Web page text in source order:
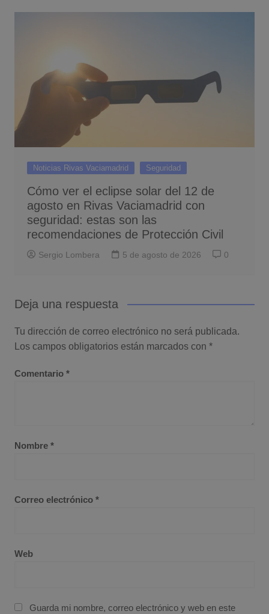
Noticias Rivas Vaciamadrid Seguridad
Cómo ver el eclipse solar del 12 de
agosto en Rivas Vaciamadrid con
seguridad: estas son las
recomendaciones de Protección Civil
Sergio Lombera 5 de agosto de 2026 0
Deja una respuesta
Tu dirección de correo electrónico no será publicada.
Los campos obligatorios están marcados con *
Comentario *
Nombre *
Correo electrónico *
Web
Guarda mi nombre, correo electrónico y web en este